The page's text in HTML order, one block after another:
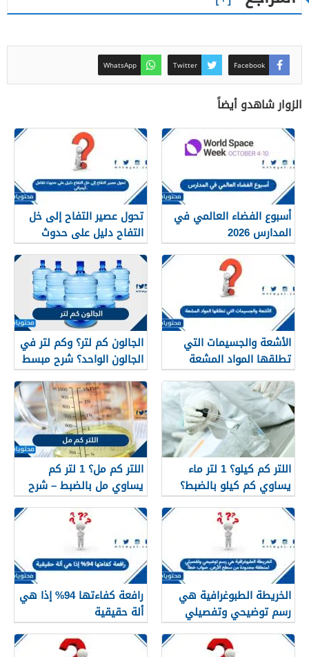
Facebook
Twitter
WhatsApp
الزوار شاهدو أيضاً
أسبوع الفضاء العالمي في
المدارس 2026
تحول عصير التفاح إلى خل
التفاح دليل على حدوث
تفاعل كيميائي.
الأشعة والجسيمات التي
تطلقها المواد المشعة
الجالون كم لتر؟ وكم لتر في
الجالون الواحد؟ شرح مبسط
اللتر كم كيلو؟ 1 لتر ماء
يساوي كم كيلو بالضبط؟
اللتر كم مل؟ 1 لتر كم
يساوي مل بالضبط – شرح
مبسّط وواضح
الخريطة الطبوغرافية هي
رسم توضيحي وتفصيلي
لمنطقة محدودة من سطح
الأرض. صواب خطأ
رافعة كفاءتها 94% إذا هي
ألة حقيقية